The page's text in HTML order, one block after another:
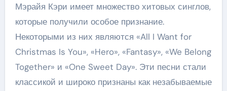
Мэрайя Кэри имеет множество хитовых синглов,
которые получили особое признание.
Некоторыми из них являются «All I Want for
Christmas Is You», «Hero», «Fantasy», «We Belong
Together» и «One Sweet Day». Эти песни стали
классикой и широко признаны как незабываемые